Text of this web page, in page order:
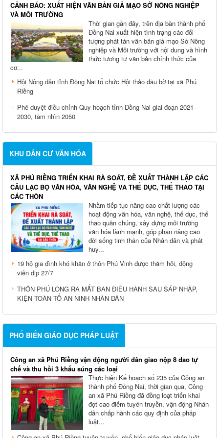
CẢNH BÁO: XUẤT HIỆN VĂN BẢN GIẢ MẠO SỞ NÔNG NGHIỆP
VÀ MÔI TRƯỜNG
Thời gian gần đây, trên địa bàn thành phố
Đồng Nai xuất hiện tình trạng các đối
tượng phát tán văn bản giả mạo Sở Nông
nghiệp và Môi trường với nội dung và hình
thức tương tự văn bản chính thức của
cơ...
Hội Nông dân tỉnh Đồng Nai tổ chức Hội thảo đầu bờ tại xã Phú
Riềng
Phê duyệt điều chỉnh Quy hoạch tỉnh Đồng Nai giai đoạn 2021–
2030, tầm nhìn 2050
KHU DÂN CƯ VĂN HÓA
XÃ PHÚ RIỀNG TRIỂN KHAI RÀ SOÁT, ĐỀ XUẤT THÀNH LẬP CÁC
CÂU LẠC BỘ VĂN HÓA, VĂN NGHỆ VÀ THỂ DỤC, THỂ THAO TẠI
CÁC THÔN
Nhằm tiếp tục nâng cao chất lượng các
hoạt động văn hóa, văn nghệ, thể dục, thể
thao quần chúng, xây dựng môi trường
văn hóa lành mạnh, góp phần nâng cao
đời sống tinh thần của Nhân dân và phát
huy...
19 hộ gia đình khó khăn ở thôn Phú Vinh được thăm hỏi, động
viên dịp 27/7
THÔN PHÚ LONG RA MẮT BAN ĐIỀU HÀNH SAU SÁP NHẬP,
KIỆN TOÀN TỔ AN NINH NHÂN DÂN
PHỔ BIẾN GIÁO DỤC PHÁP LUẬT
Công an xã Phú Riềng vận động người dân giao nộp 8 dao tự
chế và thu hồi 3 khẩu súng các loại
Thực hiện Kế hoạch số 235 của Công an
thành phố Đồng Nai, thời gian qua, Công
an xã Phú Riềng đã đồng loạt triển khai
đợt cao điểm tuyên truyền, vận động Nhân
dân chấp hành các quy định của pháp
luật...